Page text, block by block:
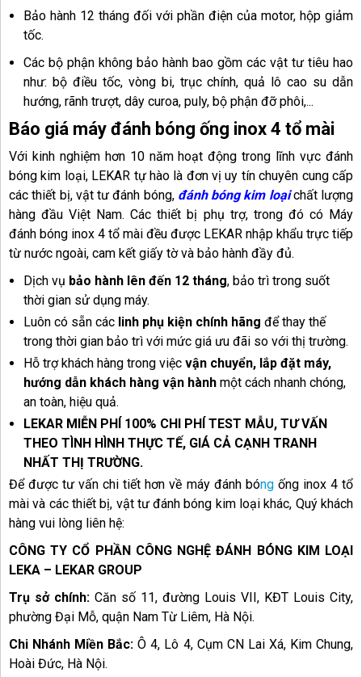
Bảo hành 12 tháng đối với phần điện của motor, hộp giảm
tốc.
Các bộ phận không bảo hành bao gồm các vật tư tiêu hao
như: bộ điều tốc, vòng bi, trục chính, quả lô cao su dẫn
hướng, rãnh trượt, dây curoa, puly, bộ phận đỡ phôi,...
Báo giá máy đánh bóng ống inox 4 tổ mài
Với kinh nghiệm hơn 10 năm hoạt động trong lĩnh vực đánh
bóng kim loại, LEKAR tự hào là đơn vị uy tín chuyên cung cấp
các thiết bị, vật tư đánh bóng, đánh bóng kim loại chất lượng
hàng đầu Việt Nam. Các thiết bị phụ trợ, trong đó có Máy
đánh bóng inox 4 tổ mài đều được LEKAR nhập khẩu trực tiếp
từ nước ngoài, cam kết giấy tờ và bảo hành đầy đủ.
Dịch vụ bảo hành lên đến 12 tháng, bảo trì trong suốt
thời gian sử dụng máy.
Luôn có sẵn các linh phụ kiện chính hãng để thay thế
trong thời gian bảo trì với mức giá ưu đãi so với thị trường.
Hỗ trợ khách hàng trong việc vận chuyển, lắp đặt máy,
hướng dẫn khách hàng vận hành một cách nhanh chóng,
an toàn, hiệu quả.
LEKAR MIỄN PHÍ 100% CHI PHÍ TEST MẪU, TƯ VẤN
THEO TÌNH HÌNH THỰC TẾ, GIÁ CẢ CẠNH TRANH
NHẤT THỊ TRƯỜNG.
Để được tư vấn chi tiết hơn về máy đánh bóng ống inox 4 tổ
mài và các thiết bị, vật tư đánh bóng kim loại khác, Quý khách
hàng vui lòng liên hệ:
CÔNG TY CỔ PHẦN CÔNG NGHỆ ĐÁNH BÓNG KIM LOẠI
LEKA – LEKAR GROUP
Trụ sở chính: Căn số 11, đường Louis VII, KĐT Louis City,
phường Đại Mỗ, quận Nam Từ Liêm, Hà Nội.
Chi Nhánh Miền Bắc: Ô 4, Lô 4, Cụm CN Lai Xá, Kim Chung,
Hoài Đức, Hà Nội.